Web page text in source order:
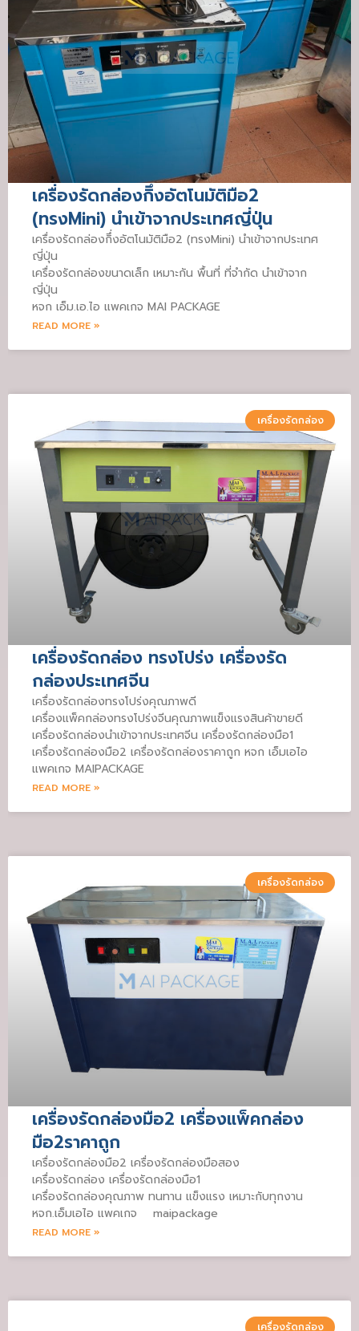
เครื่องรัดกล่องกิึ่งอัตโนมัติมือ2
(ทรงMini) นำเข้าจากประเทศญี่ปุ่น
เครื่องรัดกล่องกิึ่งอัตโนมัติมือ2 (ทรงMini) นำเข้าจากประเทศ
ญี่ปุ่น
เครื่องรัดกล่องขนาดเล็ก เหมาะกัน พื้นที่ ที่จำกัด นำเข้าจาก
ญี่ปุ่น
หจก เอ็ม.เอ.ไอ แพคเกจ MAI PACKAGE
READ MORE »
เครื่องรัดกล่อง
เครื่องรัดกล่อง ทรงโปร่ง เครื่องรัด
กล่องประเทศจีน
เครื่องรัดกล่องทรงโปร่งคุณภาพดี
เครื่องแพ็คกล่องทรงโปร่งจีนคุณภาพแข็งแรงสินค้าขายดี
เครื่องรัดกล่องนำเข้าจากประเทศจีน เครื่องรัดกล่องมือ1
เครื่องรัดกล่องมือ2 เครื่องรัดกล่องราคาถูก หจก เอ็มเอไอ
แพคเกจ MAIPACKAGE
READ MORE »
เครื่องรัดกล่อง
เครื่องรัดกล่องมือ2 เครื่องแพ็คกล่อง
มือ2ราคาถูก
เครื่องรัดกล่องมือ2 เครื่องรัดกล่องมือสอง
เครื่องรัดกล่อง เครื่องรัดกล่องมือ1
เครื่องรัดกล่องคุณภาพ ทนทาน แข็งแรง เหมาะกับทุกงาน
หจก.เอ็มเอไอ แพคเกจ maipackage
READ MORE »
เครื่องรัดกล่อง